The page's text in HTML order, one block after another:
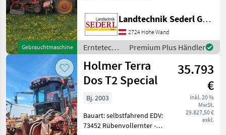
Erntetechnik
Ackerbau
Ruebenvollernter
KATEGORIE
Barigelli
Grimme
4
Holmer
4
Gebrauchtmaschine
Zustand - wenig Stunden , ..
automatische Lenkung mit
Reihentaster Reihensucher
Hektarzähler Rüt
Landtechnik Sederl GmbH
2724 Hohe Wand
Erntetechnik
Ackerbau /
Barigelli
Premium Plus Händler
Holmer Terra
Dos T2 Special
35.793
€
inkl. 20 %
MwSt.
29.827,50 €
exkl.
Bj. 2003
Bauart: selbstfahrend EDV:
73452 Rübenvollernter -